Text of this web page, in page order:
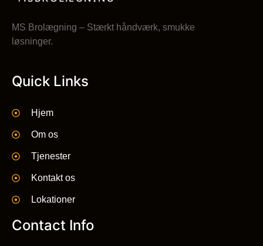
MS Brolægning – Stærkt håndværk, smukke
løsninger.
Quick Links
Hjem
Om os
Tjenester
Kontakt os
Lokationer
Contact Info